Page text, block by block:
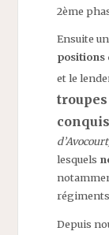
2ème
Ensuite
positions
et le
troupes
lesquels
Depuis